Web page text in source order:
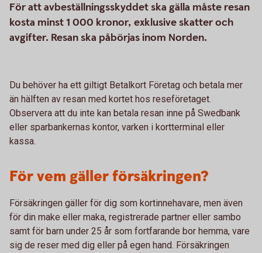
För att avbeställningsskyddet ska gälla måste resan
kosta minst 1 000 kronor, exklusive skatter och
avgifter. Resan ska påbörjas inom Norden.
Du behöver ha ett giltigt Betalkort Företag och betala mer
än hälften av resan med kortet hos reseföretaget.
Observera att du inte kan betala resan inne på Swedbank
eller sparbankernas kontor, varken i kortterminal eller
kassa.
För vem gäller försäkringen?
Försäkringen gäller för dig som kortinnehavare, men även
för din make eller maka, registrerade partner eller sambo
samt för barn under 25 år som fortfarande bor hemma, vare
sig de reser med dig eller på egen hand. Försäkringen